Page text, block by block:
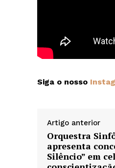
Siga o nosso
Artigo anterior
Orquestra
apresenta
Silêncio” em